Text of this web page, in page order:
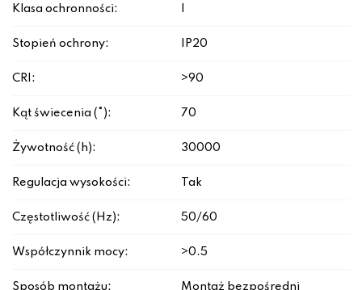
Klasa ochronności:
Stopień ochrony: IP20
CRI: >90
Kąt świecenia (°): 70
Żywotność (h): 30000
Regulacja wysokości: Tak
Częstotliwość (Hz): 50/60
Współczynnik mocy: >0.5
Sposób montażu: Montaż bezpośredni